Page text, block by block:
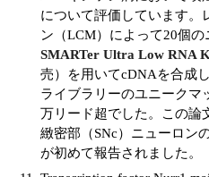
について評価しています。
ン（LCM）によって20個の
SMARTer Ultra Low RNA
売）を用いてcDNAを合成
ライブラリーのユニークマ
万リード超でした。この論
緻密部（SNc）ニューロン
が初めて報告されました。